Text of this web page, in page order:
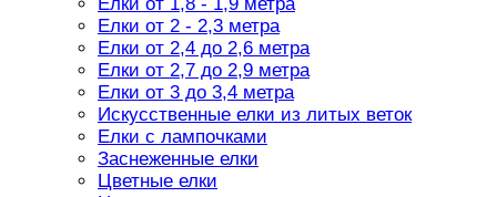
Елки от 2 - 2,3 метра
Елки от 2,4 до 2,6 метра
Елки от 2,7 до 2,9 метра
Елки от 3 до 3,4 метра
Искусственные елки из литых веток
Елки с лампочками
Заснеженные елки
Цветные елки